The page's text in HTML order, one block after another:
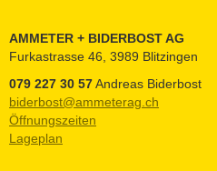
AMMETER + BIDERBOST AG
Furkastrasse 46, 3989 Blitzingen
079 227 30 57Andreas Biderbost
biderbost@ammeterag.ch
Öffnungszeiten
Lageplan